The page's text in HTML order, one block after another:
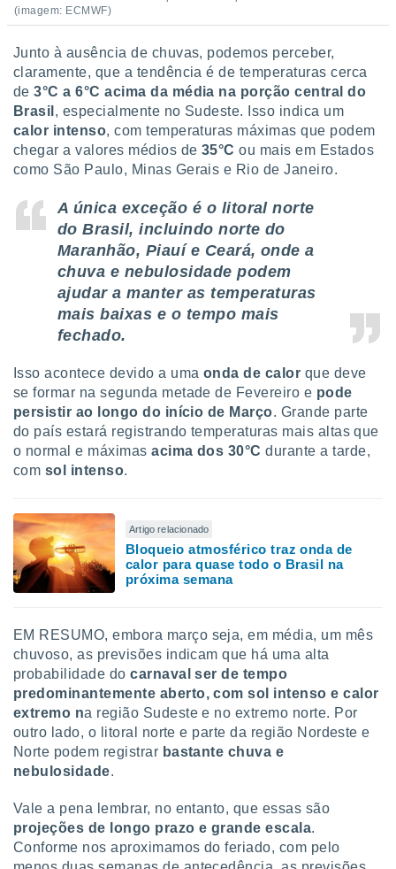
(imagem: ECMWF)
Junto à ausência de chuvas, podemos perceber,
claramente, que a tendência é de temperaturas cerca
de3°C a 6°C acima da média na porção central do
Brasil , especialmente no Sudeste. Isso indica um
calor intenso, com temperaturas máximas que podem
chegar a valores médios de 35°C ou mais em Estados
como São Paulo, Minas Gerais e Rio de Janeiro.
A única exceção é o litoral norte
do Brasil, incluindo norte do
Maranhão, Piauí e Ceará, onde a
chuva e nebulosidade podem
ajudar a manter as temperaturas
mais baixas e o tempo mais
fechado.
Isso acontece devido a uma onda de calor que deve
se formar na segunda metade de Fevereiro e pode
persistir ao longo do início de Março. Grande parte
do país estará registrando temperaturas mais altas que
o normal e máximasacima dos 30°C durante a tarde,
com sol intenso.
Artigo relacionado
Bloqueio atmosférico traz onda de
calor para quase todo o Brasil na
próxima semana
EM RESUMO, embora março seja, em média, um mês
chuvoso, as previsões indicam que há uma alta
probabilidade docarnaval ser de tempo
predominantemente aberto, com sol intenso e calor
extremo na região Sudeste e no extremo norte. Por
outro lado, o litoral norte e parte da região Nordeste e
Norte podem registrar bastante chuva e
nebulosidade.
Vale a pena lembrar, no entanto, que essas são
projeções de longo prazo e grande escala.
Conforme nos aproximamos do feriado, com pelo